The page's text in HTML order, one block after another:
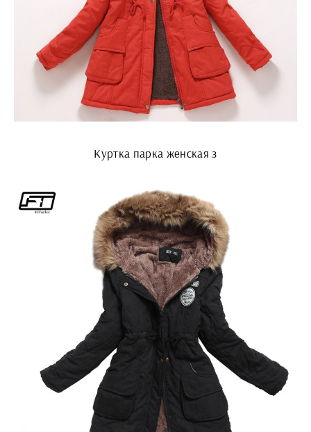
Куртка парка женская з